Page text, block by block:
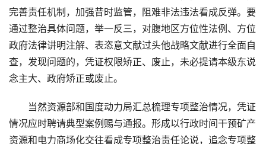
完善责任机制，加强昔时监管，阻难非法违法看成反弹。要
通过整治具体问题，举一反三，对腹地区方位性法例、方位
政府法律讲明注解、表恣意文献过头他战略文献进行全面自
查，发现问题的，凭证权限矫正、废止，未必提请本级东说
念主大、政府矫正或废止。
当然资源部和国度动力局汇总梳理专项整治情况，凭证
情况应时聘请典型案例赐与通报。形成以行政时间干预矿产
资源和电力商场化交往看成专项整治责任论说，追念专项整